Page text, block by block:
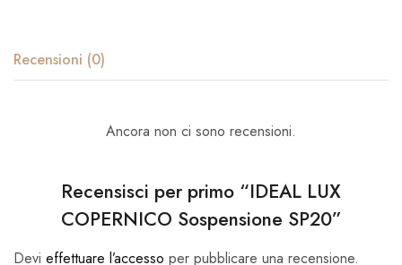
Recensioni (0)
Ancora non ci sono recensioni.
Recensisci per primo “IDEAL LUX
COPERNICO Sospensione SP20”
Devi effettuare l’accesso per pubblicare una recensione.